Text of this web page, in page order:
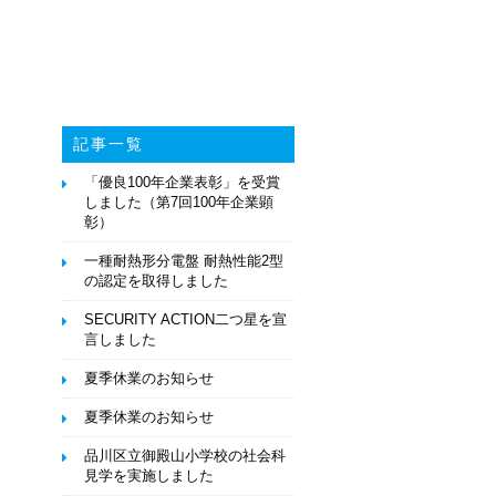
記事一覧
「優良100年企業表彰」を受賞
しました（第7回100年企業顕
彰）
一種耐熱形分電盤 耐熱性能2型
の認定を取得しました
SECURITY ACTION二つ星を宣
言しました
夏季休業のお知らせ
夏季休業のお知らせ
品川区立御殿山小学校の社会科
見学を実施しました